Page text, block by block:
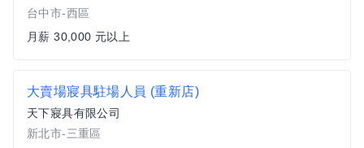
台中市-西區
月薪 30,000 元以上
大賣場寢具駐場人員 (重新店)
天下寢具有限公司
新北市-三重區